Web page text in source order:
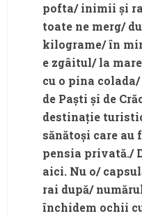
pofta/ inimii și
toate ne merg/
kilograme/ în
e zgâitul/ la
cu o pina
de Paști și de
destinație
sănătoși care
pensia privată./
aici. Nu o/
rai după/
închidem ochii